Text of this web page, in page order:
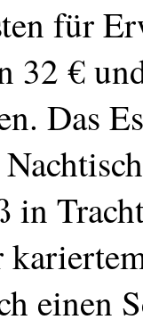
für
32 €
Das
in
einen